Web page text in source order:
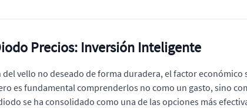
Precios: Inversión Inteligente
vello no deseado de forma duradera, el factor
es fundamental comprenderlos no como un gasto, sino
se ha consolidado como una de las opciones más